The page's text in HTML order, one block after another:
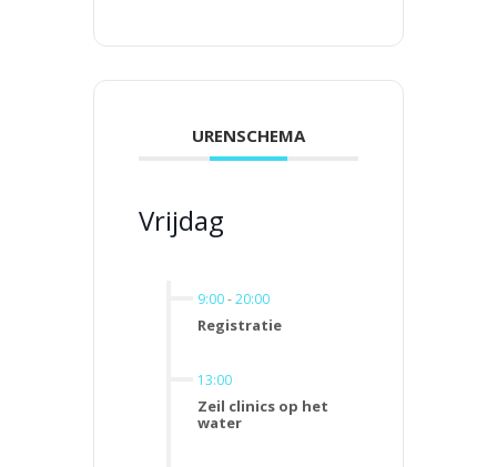
URENSCHEMA
Vrijdag
9:00-20:00
Registratie
13:00
Zeil clinics op het
water